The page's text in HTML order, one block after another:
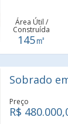
3 vagas de
Fundo
arejada e
Área Útil /
Construída
145㎡
Sobrado
Preço
R$